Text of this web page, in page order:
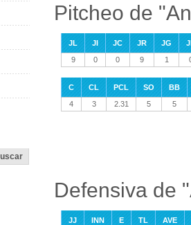
Pitcheo de
JL JI JC JR JG
9
0 0 9 1
C CL PCL SO
BB
4
3 2.31 5 5
Defensiva de
JJ INN E TL
AVE